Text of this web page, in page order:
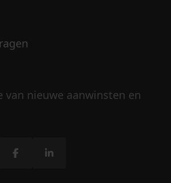
van nieuwe aanwinsten en